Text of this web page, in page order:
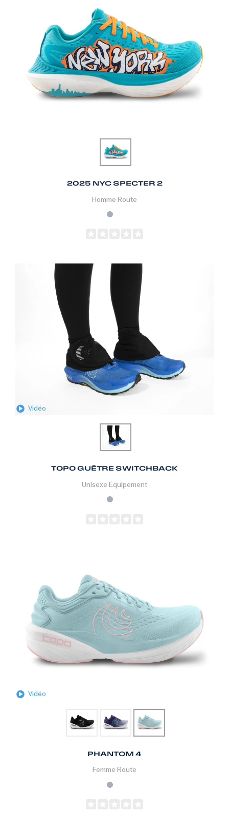
2025 NYC SPECTER 2
Homme Route
Vidéo
TOPO GUÊTRE SWITCHBACK
Unisexe Équipement
Vidéo
PHANTOM 4
Femme Route